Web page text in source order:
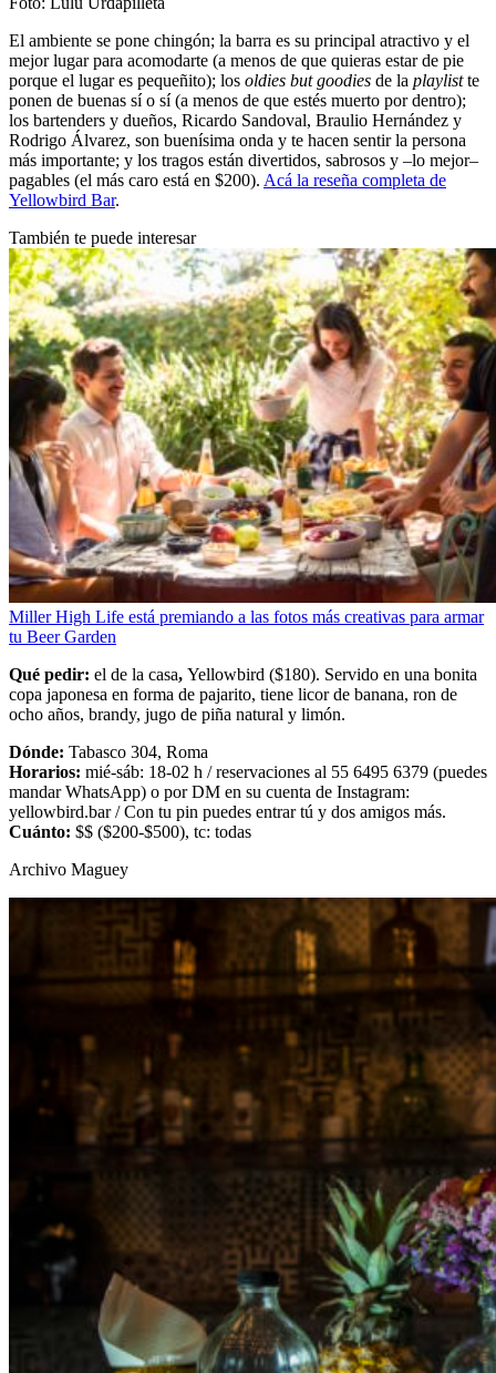
El ambiente se pone chingón; la barra es su principal atractivo y el
mejor lugar para acomodarte (a menos de que quieras estar de pie
porque el lugar es pequeñito); los oldies but goodies de la playlistte
ponen de buenas sí o sí (a menos de que estés muerto por dentro);
los bartenders y dueños, Ricardo Sandoval, Braulio Hernández y
Rodrigo Álvarez, son buenísima onda y te hacen sentir la persona
más importante; y los tragos están divertidos, sabrosos y –lo mejor–
pagables (el más caro está en $200). Acá la reseña completa de
Yellowbird Bar.
También te puede interesar
Miller High Life está premiando a las fotos más creativas para armar
tu Beer Garden
Qué pedir: el de la casa, Yellowbird ($180). Servido en una bonita
copa japonesa en forma de pajarito, tiene licor de banana, ron de
ocho años, brandy, jugo de piña natural y limón.
Dónde: Tabasco 304, Roma
Horarios: mié-sáb: 18-02 h / reservaciones al 55 6495 6379 (puedes
mandar WhatsApp) o por DM en su cuenta de Instagram:
yellowbird.bar / Con tu pin puedes entrar tú y dos amigos más.
Cuánto: $$ ($200-$500), tc: todas
Archivo Maguey